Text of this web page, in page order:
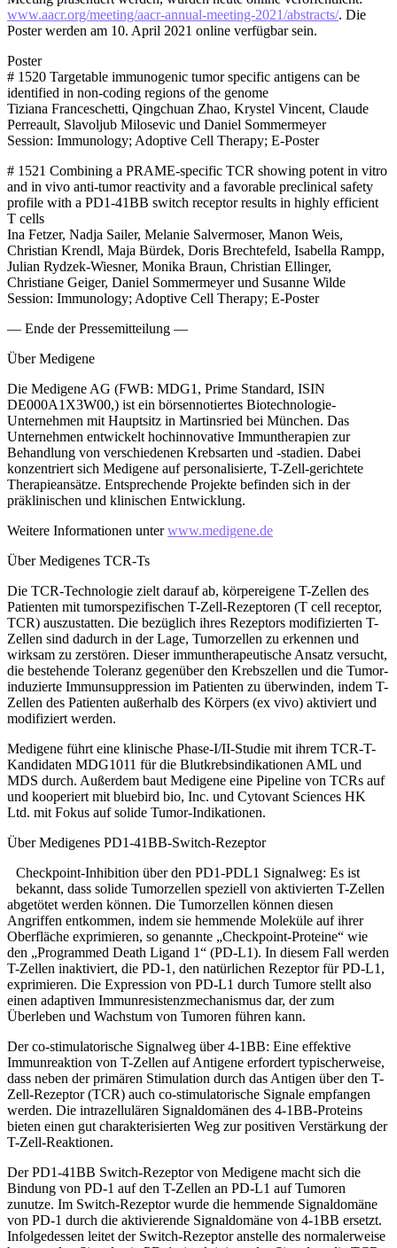
www.aacr.org/meeting/aacr-annual-meeting-2021/abstracts/. Die
Poster werden am 10. April 2021 online verfügbar sein.
Poster
# 1520 Targetable immunogenic tumor specific antigens can be
identified in non-coding regions of the genome
Tiziana Franceschetti, Qingchuan Zhao, Krystel Vincent, Claude
Perreault, Slavoljub Milosevic und Daniel Sommermeyer
Session: Immunology; Adoptive Cell Therapy; E-Poster
# 1521 Combining a PRAME-specific TCR showing potent in vitro
and in vivo anti-tumor reactivity and a favorable preclinical safety
profile with a PD1-41BB switch receptor results in highly efficient
T cells
Ina Fetzer, Nadja Sailer, Melanie Salvermoser, Manon Weis,
Christian Krendl, Maja Bürdek, Doris Brechtefeld, Isabella Rampp,
Julian Rydzek-Wiesner, Monika Braun, Christian Ellinger,
Christiane Geiger, Daniel Sommermeyer und Susanne Wilde
Session: Immunology; Adoptive Cell Therapy; E-Poster
— Ende der Pressemitteilung —
Über Medigene
Die Medigene AG (FWB: MDG1, Prime Standard, ISIN
DE000A1X3W00,) ist ein börsennotiertes Biotechnologie-
Unternehmen mit Hauptsitz in Martinsried bei München. Das
Unternehmen entwickelt hochinnovative Immuntherapien zur
Behandlung von verschiedenen Krebsarten und -stadien. Dabei
konzentriert sich Medigene auf personalisierte, T-Zell-gerichtete
Therapieansätze. Entsprechende Projekte befinden sich in der
präklinischen und klinischen Entwicklung.
Weitere Informationen unterwww.medigene.de
Über Medigenes TCR-Ts
Die TCR-Technologie zielt darauf ab, körpereigene T-Zellen des
Patienten mit tumorspezifischen T-Zell-Rezeptoren (T cell receptor,
TCR) auszustatten. Die bezüglich ihres Rezeptors modifizierten T-
Zellen sind dadurch in der Lage, Tumorzellen zu erkennen und
wirksam zu zerstören. Dieser immuntherapeutische Ansatz versucht,
die bestehende Toleranz gegenüber den Krebszellen und die Tumor-
induzierte Immunsuppression im Patienten zu überwinden, indem T-
Zellen des Patienten außerhalb des Körpers (ex vivo) aktiviert und
modifiziert werden.
Medigene führt eine klinische Phase-I/II-Studie mit ihrem TCR-T-
Kandidaten MDG1011 für die Blutkrebsindikationen AML und
MDS durch. Außerdem baut Medigene eine Pipeline von TCRs auf
und kooperiert mit bluebird bio, Inc. und Cytovant Sciences HK
Ltd. mit Fokus auf solide Tumor-Indikationen.
Über Medigenes PD1-41BB-Switch-Rezeptor
Checkpoint-Inhibition über den PD1-PDL1 Signalweg: Es ist
bekannt, dass solide Tumorzellen speziell von aktivierten T-Zellen
abgetötet werden können. Die Tumorzellen können diesen
Angriffen entkommen, indem sie hemmende Moleküle auf ihrer
Oberfläche exprimieren, so genannte „Checkpoint-Proteine“ wie
den „Programmed Death Ligand 1“ (PD-L1). In diesem Fall werden
T-Zellen inaktiviert, die PD-1, den natürlichen Rezeptor für PD-L1,
exprimieren. Die Expression von PD-L1 durch Tumore stellt also
einen adaptiven Immunresistenzmechanismus dar, der zum
Überleben und Wachstum von Tumoren führen kann.
Der co-stimulatorische Signalweg über 4-1BB: Eine effektive
Immunreaktion von T-Zellen auf Antigene erfordert typischerweise,
dass neben der primären Stimulation durch das Antigen über den T-
Zell-Rezeptor (TCR) auch co-stimulatorische Signale empfangen
werden. Die intrazellulären Signaldomänen des 4-1BB-Proteins
bieten einen gut charakterisierten Weg zur positiven Verstärkung der
T-Zell-Reaktionen.
Der PD1-41BB Switch-Rezeptor von Medigene macht sich die
Bindung von PD-1 auf den T-Zellen an PD-L1 auf Tumoren
zunutze. Im Switch-Rezeptor wurde die hemmende Signaldomäne
von PD-1 durch die aktivierende Signaldomäne von 4-1BB ersetzt.
Infolgedessen leitet der Switch-Rezeptor anstelle des normalerweise